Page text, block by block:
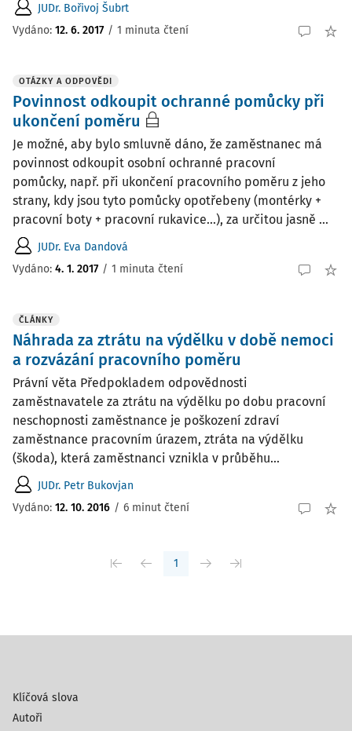
JUDr. Bořivoj Šubrt
Vydáno: 12. 6. 2017 / 1 minuta čtení
OTÁZKY A ODPOVĚDI
Povinnost odkoupit ochranné pomůcky při
ukončení poměru
Je možné, aby bylo smluvně dáno, že zaměstnanec má
povinnost odkoupit osobní ochranné pracovní
pomůcky, např. při ukončení pracovního poměru z jeho
strany, kdy jsou tyto pomůcky opotřebeny (montérky +
pracovní boty + pracovní rukavice...), za určitou jasně ...
JUDr. Eva Dandová
Vydáno: 4. 1. 2017 / 1 minuta čtení
ČLÁNKY
Náhrada za ztrátu na výdělku v době nemoci
a rozvázání pracovního poměru
Právní věta Předpokladem odpovědnosti
zaměstnavatele za ztrátu na výdělku po dobu pracovní
neschopnosti zaměstnance je poškození zdraví
zaměstnance pracovním úrazem, ztráta na výdělku
(škoda), která zaměstnanci vznikla v průběhu...
JUDr. Petr Bukovjan
Vydáno: 12. 10. 2016 / 6 minut čtení
1
Klíčová slova
Autoři